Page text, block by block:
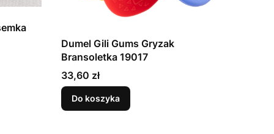
Dumel Gili Gums Gryzak
Bransoletka 19017
Cena
33,60 zł
Do koszyka